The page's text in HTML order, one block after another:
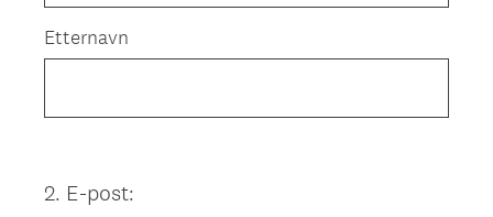
Etternavn
Question
2. E-post: